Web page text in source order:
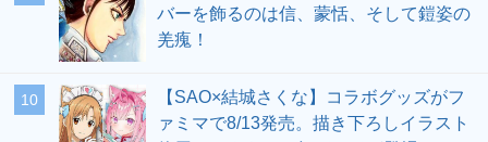
バーを飾るのは信、蒙恬、そして鎧姿の
羌瘣！
10
【SAO×結城さくな】コラボグッズがフ
ァミマで8/13発売。描き下ろしイラスト